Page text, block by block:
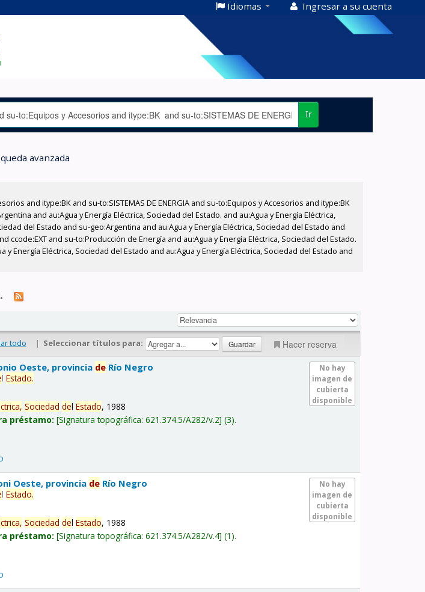
Idiomas Ingresar a su cuenta
Ir
avanzada
and itype:BK and su-to:SISTEMAS DE ENERGIA and su-to:Equipos y Accesorios and itype:BK
and au:Agua y Energía Eléctrica, Sociedad del Estado. and au:Agua y Energía Eléctrica,
del Estado and su-geo:Argentina and au:Agua y Energía Eléctrica, Sociedad del Estado and
and su-to:Producción de Energía and au:Agua y Energía Eléctrica, Sociedad del Estado.
Energía Eléctrica, Sociedad del Estado and au:Agua y Energía Eléctrica, Sociedad del Estado and
todo | Seleccionar títulos para: Hacer reserva
No hay
imagen de
cubierta
disponible
Oeste, provincia de Río Negro
lEstado.
Sociedad delEstado, 1988
préstamo: Signatura topográfica:621.374.5/A282/v.2 (3).
No hay
imagen de
cubierta
disponible
Oeste, provincia de Río Negro
lEstado.
Sociedad delEstado, 1988
préstamo: Signatura topográfica:621.374.5/A282/v.4 (1).